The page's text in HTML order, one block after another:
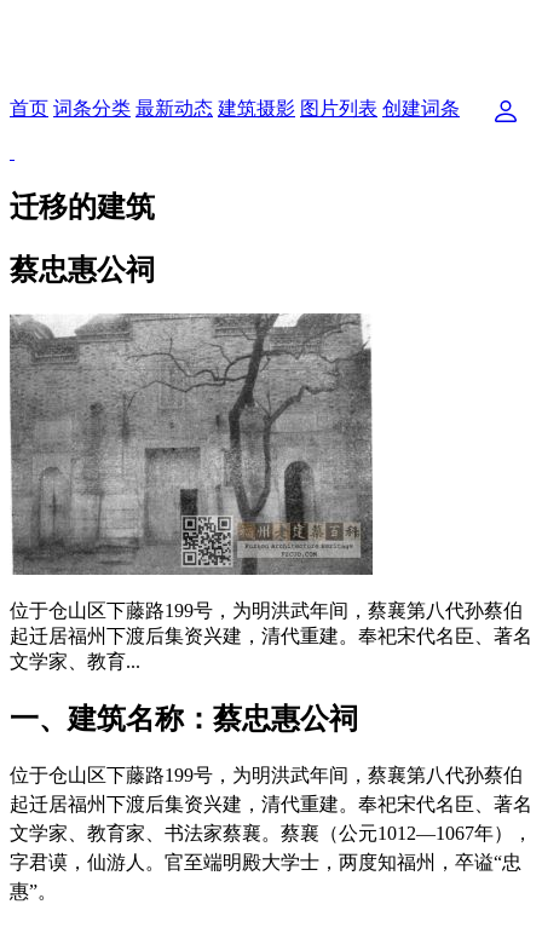
首页 词条分类 最新动态 建筑摄影 图片列表 创建词条
迁移的建筑
蔡忠惠公祠
位于仓山区下藤路199号，为明洪武年间，蔡襄第八代孙蔡伯
起迁居福州下渡后集资兴建，清代重建。奉祀宋代名臣、著名
文学家、教育...
一、建筑名称：蔡忠惠公祠
位于仓山区下藤路199号，为明洪武年间，蔡襄第八代孙蔡伯
起迁居福州下渡后集资兴建， 清代重建。 奉祀宋代名臣、著名
文学家、教育家、书法家蔡襄。蔡襄（公元1012—1067年），
字君谟，仙游人。官至端明殿大学士，两度知福州，卒谥“忠
惠”。